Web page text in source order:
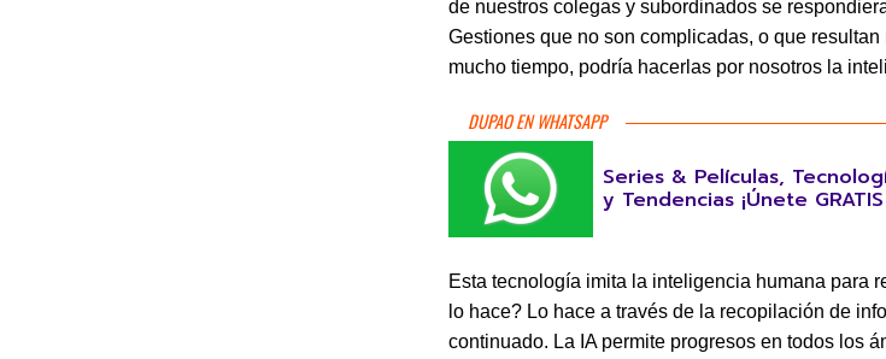
de nuestros colegas y subordinados se
Gestiones que no son complicadas, o que
mucho tiempo, podría hacerlas por nosotros la
DUPAO EN WHATSAPP
Series & Películas,
y Tendencias ¡Únete
Esta tecnología imita la inteligencia humana para
lo hace? Lo hace a través de la recopilación de
continuado. La IA permite progresos en todos los